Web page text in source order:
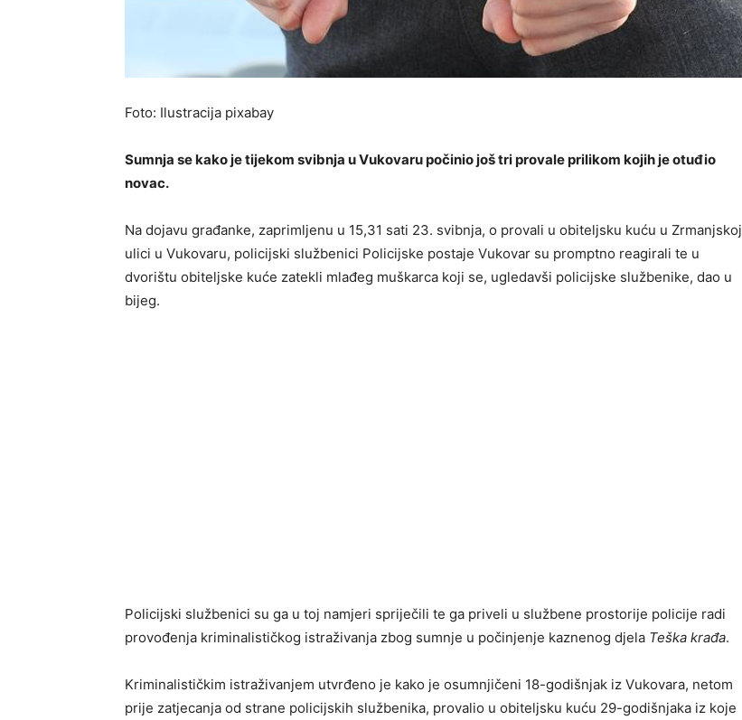
Foto: Ilustracija pixabay
Sumnja se kako je tijekom svibnja u Vukovaru počinio još tri provale prilikom kojih je otuđio
novac.
Na dojavu građanke, zaprimljenu u 15,31 sati 23. svibnja, o provali u obiteljsku kuću u Zrmanjskoj
ulici u Vukovaru, policijski službenici Policijske postaje Vukovar su promptno reagirali te u
dvorištu obiteljske kuće zatekli mlađeg muškarca koji se, ugledavši policijske službenike, dao u
bijeg.
Policijski službenici su ga u toj namjeri spriječili te ga priveli u službene prostorije policije radi
provođenja kriminalističkog istraživanja zbog sumnje u počinjenje kaznenog djela Teška krađa.
Kriminalističkim istraživanjem utvrđeno je kako je osumnjičeni 18-godišnjak iz Vukovara, netom
prije zatjecanja od strane policijskih službenika, provalio u obiteljsku kuću 29-godišnjaka iz koje